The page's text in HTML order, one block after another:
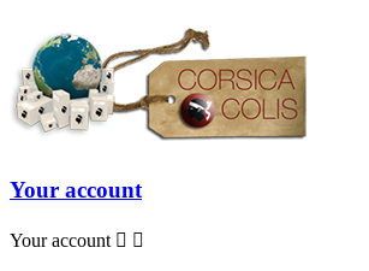
Your account
Your account  